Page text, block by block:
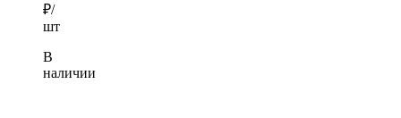
₽/
шт
В
наличии